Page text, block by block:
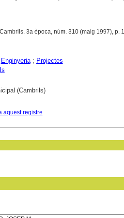
3a època, núm. 310 (maig 1997), p.
Enginyeria; Projectes
(Cambrils)
aquest registre